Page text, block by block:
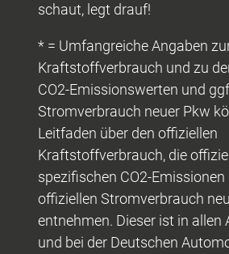
schaut, legt drauf!
* = Umfangreiche Angaben
Kraftstoffverbrauch und zu
CO2-Emissionswerten und
Stromverbrauch neuer Pkw
Leitfaden über den offiziellen
Kraftstoffverbrauch, die
spezifischen CO2-Emissionen
offiziellen Stromverbrauch
entnehmen. Dieser ist in allen
und bei der Deutschen